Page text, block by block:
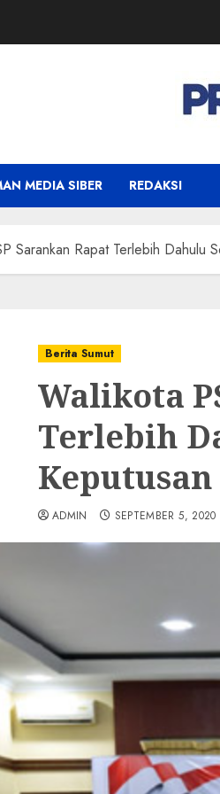
MEDIA SIBER REDAKSI
Sarankan Rapat Terlebih Dahulu
Berita Sumut
Walikota
Terlebih
Keputusan
ADMIN SEPTEMBER 5, 2020